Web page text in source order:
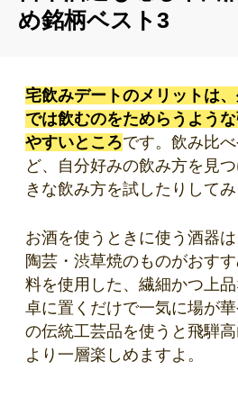
め銘柄ベスト3
宅飲みデートのメリットは
では飲むのをためらうよう
やすいところです。飲み比
ど、自分好みの飲み方を見
きな飲み方を試したりしてみ
お酒を使うときに使う酒器
陶芸・ 渋草焼のものがおす
料を使用した、繊細かつ上
卓に置くだけで一気に場が
の伝統工芸品を使うと飛騨
より一層楽しめますよ。